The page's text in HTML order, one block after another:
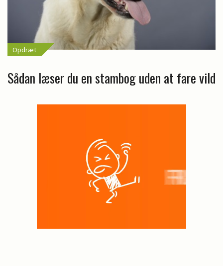
Opdræt
Sådan læser du en stambog uden at fare vild